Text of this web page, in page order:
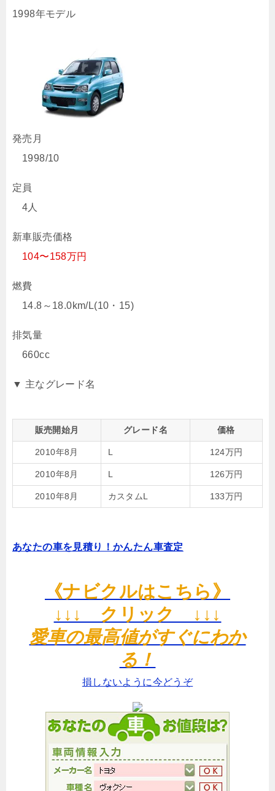
1998年モデル
発売月
1998/10
定員
4人
新車販売価格
104〜158万円
燃費
14.8～18.0km/L(10・15)
排気量
660cc
▼ 主なグレード名
販売開始月 グレード名 価格
2010年8月 L 124万円
2010年8月 L 126万円
2010年8月 カスタムL 133万円
あなたの車を見積り！かんたん車査定
《ナビクルはこちら》
↓↓↓ クリック ↓↓↓
愛車の最高値がすぐにわか
る！
損しないように今どうぞ